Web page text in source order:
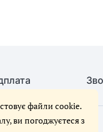
захищено
файли cookie.
ви погоджуєтеся з